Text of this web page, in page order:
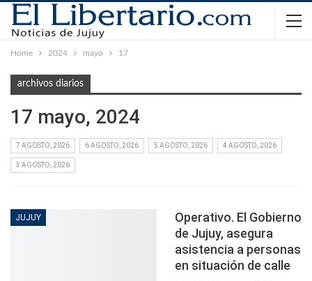
Home 2024 mayo 17
archivos diarios
17 mayo, 2024
7 AGOSTO, 2026 6 AGOSTO, 2026 5 AGOSTO, 2026 4 AGOSTO, 2026
3 AGOSTO, 2026
JUJUY
Operativo. El Gobierno
de Jujuy, asegura
asistencia a personas
en situación de calle